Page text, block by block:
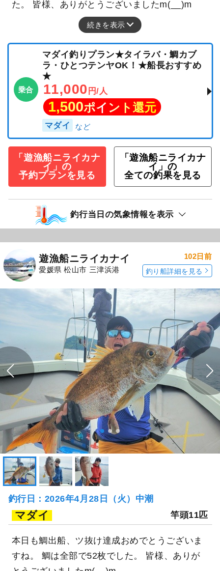
た。 皆様、ありがとうございましたm(__)m
続きを表示
乗合
マダイ釣りプラン★タイラバ・鯛カブ
ラ・ひとつテンヤOK！★船長おすすめ
★
11,000 円/人
1,500ポイント還元
マダイ
「遊漁船ニライカナ
イ」の
予約プランを見る
「遊漁船ニライカナ
イ」の
全ての釣果を見る
釣行当日の気象情報を表示
遊漁船ニライカナイ
愛媛県 松山市 三津浜港
102日前
釣り船詳細を見る
釣行日：2026年4月28日（火）中潮
マダイ 竿頭11匹
本日も鯛出船、ツ抜け達成おめでとうございま
すね。 鯛は全部で52枚でした。 皆様、ありが